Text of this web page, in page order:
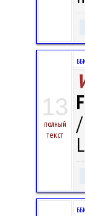
13
полный
текст
/